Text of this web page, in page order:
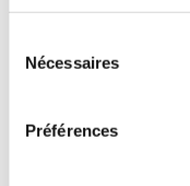
Nécessaires
Préférences